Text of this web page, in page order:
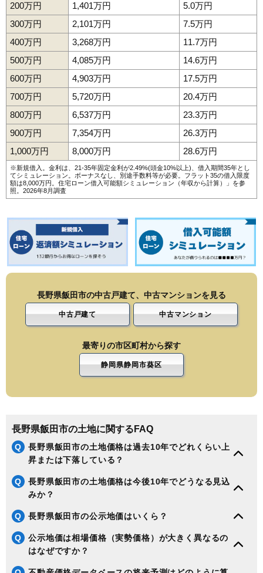
200万円
1,401万円
5.0万円
300万円
2,101万円
7.5万円
400万円
3,268万円
11.7万円
500万円
4,085万円
14.6万円
600万円
4,903万円
17.5万円
700万円
5,720万円
20.4万円
800万円
6,537万円
23.3万円
900万円
7,354万円
26.3万円
1,000万円
8,000万円 28.6万円
※新規借入。金利は、21-35年固定金利が2.49%(頭金10%以上)、借入期間35年とし
てシミュレーション。ボーナスなし、別途手数料等が必要。フラット35の借入限度
額は8,000万円。 住宅ローン借入可能額シミュレーション（年収から計算）
」を参
照。2026年8月調査
長野県飯田市の中古戸建て、中古マンションを見る
中古戸建て 中古マンション
最寄りの市区町村から探す
静岡県静岡市葵区
長野県飯田市の土地に関するFAQ
Q
長野県飯田市の土地価格は過去10年でどれくらい上
昇または下落している？
Q
長野県飯田市の土地価格は今後10年でどうなる見込
みか？
Q 長野県飯田市の公示地価はいくら？
Q
公示地価は相場価格（実勢価格）が大きく異なるの
はなぜですか？